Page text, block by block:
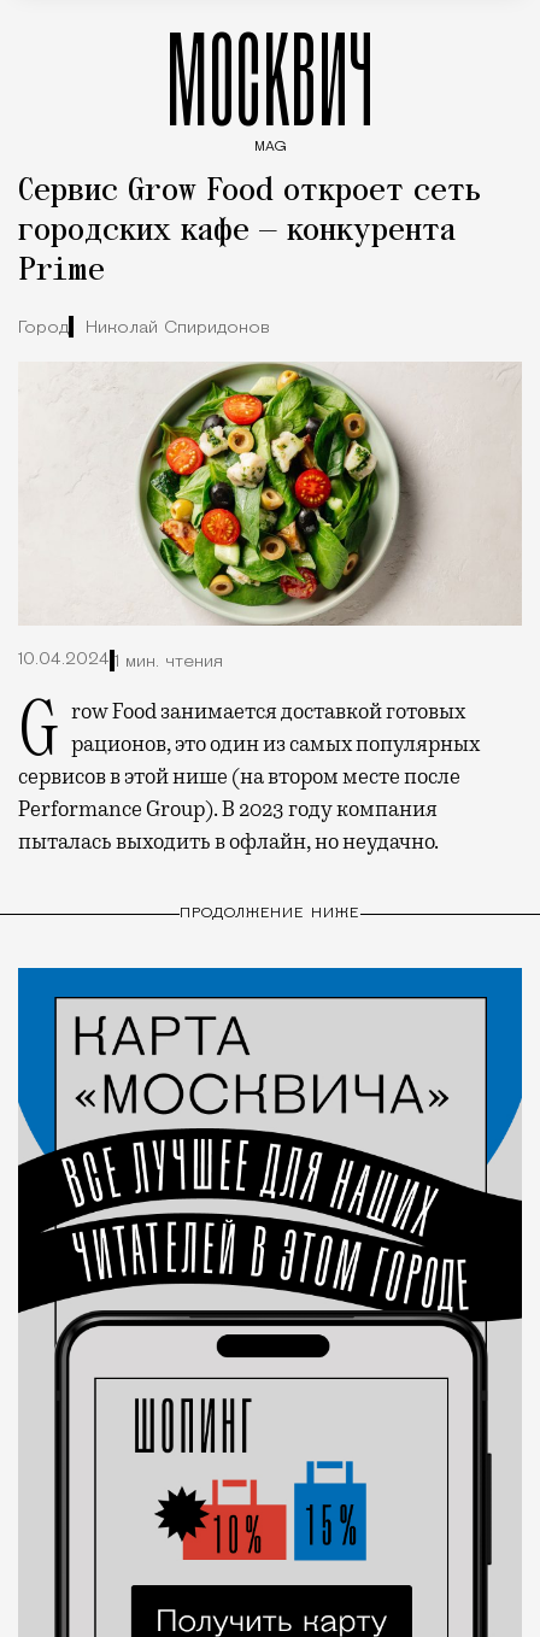
МОСКВИЧ
MAG
Сервис Grow Food откроет сеть
городских кафе — конкурента
Prime
Город Николай Спиридонов
10.04.2024 1 мин. чтения
Grow Food занимается доставкой готовых рационов, это один из самых популярных
сервисов в этой нише (на втором месте после
Performance Group). В 2023 году компания
пыталась выходить в офлайн, но неудачно.
ПРОДОЛЖЕНИЕ НИЖЕ